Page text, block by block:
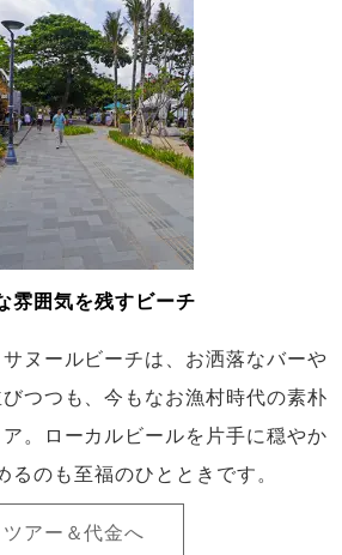
雰囲気を残すビーチ
ヌールビーチは、お洒落なバーや
つつも、今もなお漁村時代の素朴
。ローカルビールを片手に穏やか
るのも至福のひとときです。
ツアー＆代金へ